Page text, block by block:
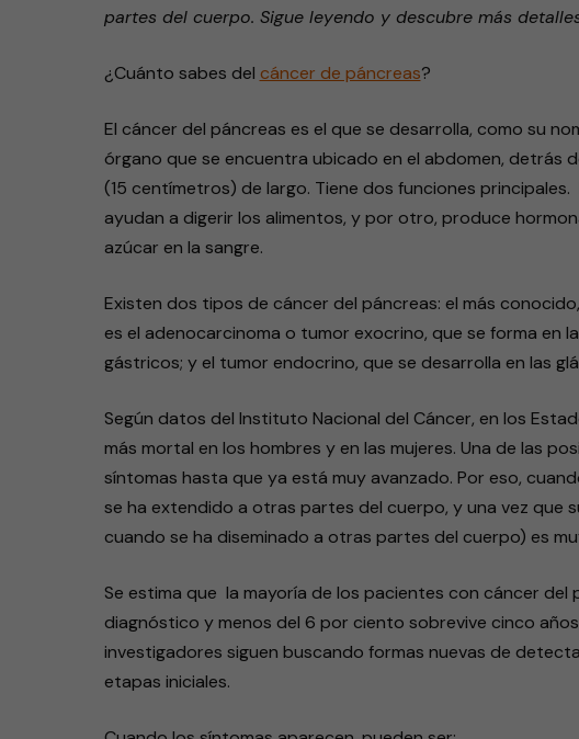
partes del cuerpo. Sigue leyendo y descubre más
¿Cuánto sabes del cáncer de páncreas?
El cáncer del páncreas es el que se desarrolla, como su
órgano que se encuentra ubicado en el abdomen, detrás
(15 centímetros) de largo. Tiene dos funciones
ayudan a digerir los alimentos, y por otro, produce
azúcar en la sangre.
Existen dos tipos de cáncer del páncreas: el más
es el adenocarcinoma o tumor exocrino, que se forma en
gástricos; y el tumor endocrino, que se desarrolla en las
Según datos del Instituto Nacional del Cáncer, en los
más mortal en los hombres y en las mujeres. Una de las
síntomas hasta que ya está muy avanzado. Por eso,
se ha extendido a otras partes del cuerpo, y una vez que
cuando se ha diseminado a otras partes del cuerpo) es
Se estima que la mayoría de los pacientes con cáncer del
diagnóstico y menos del 6 por ciento sobrevive cinco
investigadores siguen buscando formas nuevas de
etapas iniciales.